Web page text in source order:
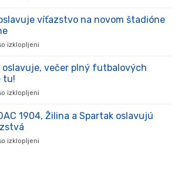
stal
súťaži
Lavrinčík
sa
víťazstvo na novom štadióne
izklopljeni
oslavuje
v
oslavuje, večer plný futbalových
tu!
izklopljeni
oslavuje,
1904, Žilina a Spartak oslavujú
izklopljeni